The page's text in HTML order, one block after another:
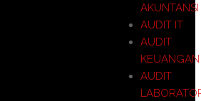
AKUNTANSI
AUDIT IT
AUDIT
KEUANGAN
AUDIT